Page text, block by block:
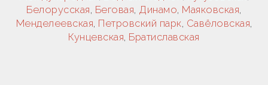
Белорусская, Беговая, Динамо, Маяковская,
Менделеевская, Петровский парк, Савёловская,
Кунцевская, Братиславская